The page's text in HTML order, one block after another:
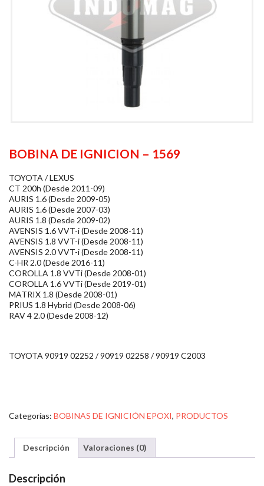
BOBINA DE IGNICION – 1569
TOYOTA / LEXUS
CT 200h (Desde 2011-09)
AURIS 1.6 (Desde 2009-05)
AURIS 1.6 (Desde 2007-03)
AURIS 1.8 (Desde 2009-02)
AVENSIS 1.6 VVT-i (Desde 2008-11)
AVENSIS 1.8 VVT-i (Desde 2008-11)
AVENSIS 2.0 VVT-i (Desde 2008-11)
C-HR 2.0 (Desde 2016-11)
COROLLA 1.8 VVTi (Desde 2008-01)
COROLLA 1.6 VVTi (Desde 2019-01)
MATRIX 1.8 (Desde 2008-01)
PRIUS 1.8 Hybrid (Desde 2008-06)
RAV 4 2.0 (Desde 2008-12)
TOYOTA 90919 02252 / 90919 02258 / 90919 C2003
Categorías: BOBINAS DE IGNICIÓN EPOXI, PRODUCTOS
Descripción Valoraciones (0)
Descripción